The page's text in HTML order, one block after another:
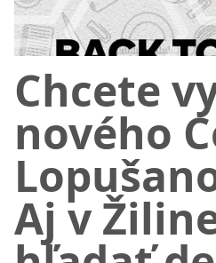
Chcete
nového
Aj v